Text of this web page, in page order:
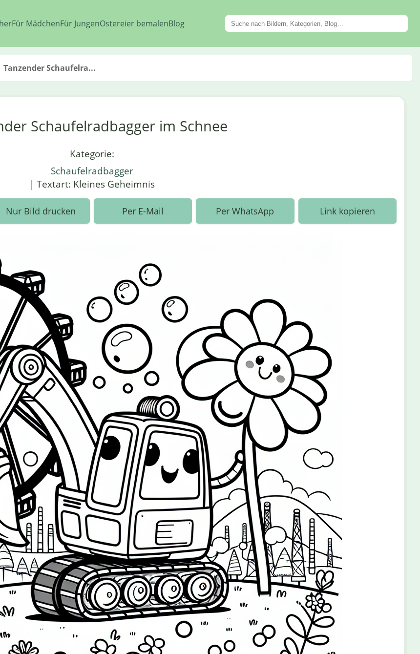
Für MädchenFür JungenOstereier bemalenBlog
Tanzender Schaufelra...
Schaufelradbagger im Schnee
Kategorie:
Schaufelradbagger
| Textart: Kleines Geheimnis
Nur Bild drucken Per E-Mail Per WhatsApp Link kopieren